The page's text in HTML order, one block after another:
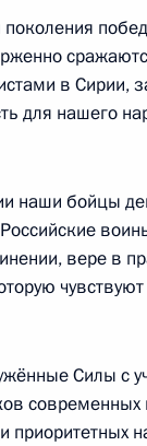
в Сирии,
для нашего
наши бойцы
вере в
Силы с
приоритетных